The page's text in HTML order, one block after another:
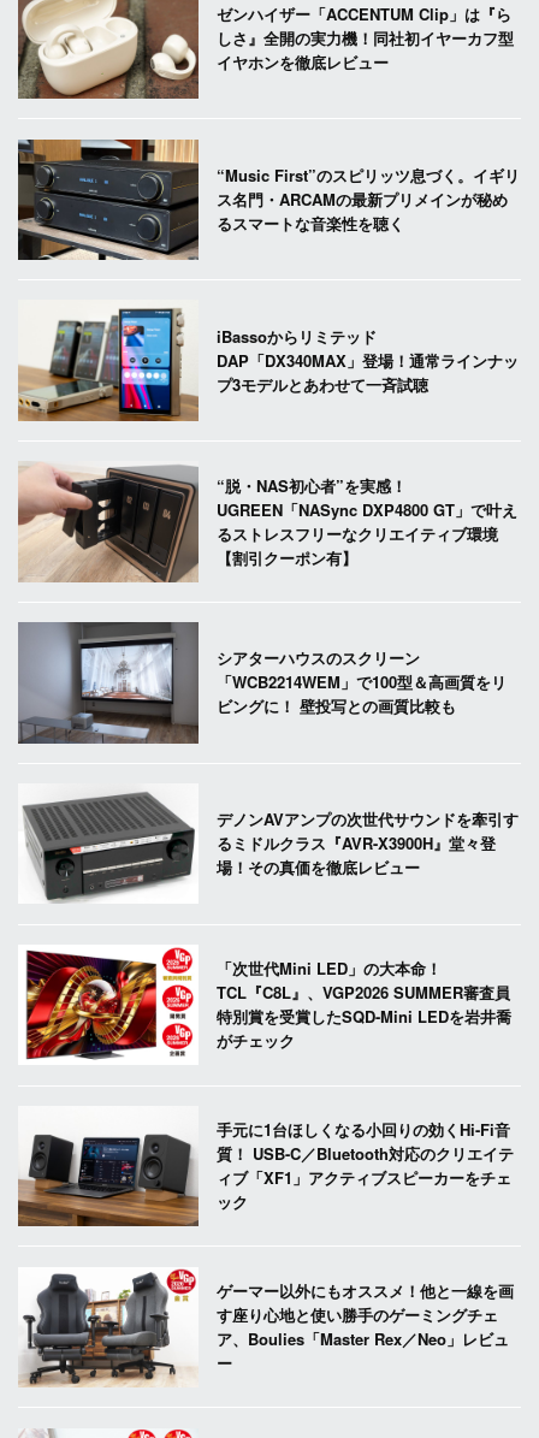
ゼンハイザー「ACCENTUM Clip」は『ら
しさ』全開の実力機！同社初イヤーカフ型
イヤホンを徹底レビュー
“Music First”のスピリッツ息づく。イギリ
ス名門・ARCAMの最新プリメインが秘め
るスマートな音楽性を聴く
iBassoからリミテッド
DAP「DX340MAX」登場！通常ラインナッ
プ3モデルとあわせて一斉試聴
“脱・NAS初心者”を実感！
UGREEN「NASync DXP4800 GT」で叶え
るストレスフリーなクリエイティブ環境
【割引クーポン有】
シアターハウスのスクリーン
「WCB2214WEM」で100型＆高画質をリ
ビングに！ 壁投写との画質比較も
デノンAVアンプの次世代サウンドを牽引す
るミドルクラス『AVR-X3900H』堂々登
場！その真価を徹底レビュー
「次世代Mini LED」の大本命！
TCL『C8L』、VGP2026 SUMMER審査員
特別賞を受賞したSQD-Mini LEDを岩井喬
がチェック
手元に1台ほしくなる小回りの効くHi-Fi音
質！ USB-C／Bluetooth対応のクリエイテ
ィブ「XF1」アクティブスピーカーをチェ
ック
ゲーマー以外にもオススメ！他と一線を画
す座り心地と使い勝手のゲーミングチェ
ア、Boulies「Master Rex／Neo」レビュ
ー